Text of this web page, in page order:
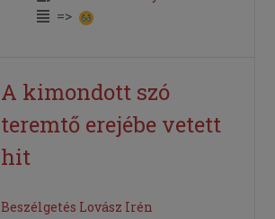
=>
A kimondott szó
teremtő erejébe vetett
hit
Beszélgetés Lovász Irén